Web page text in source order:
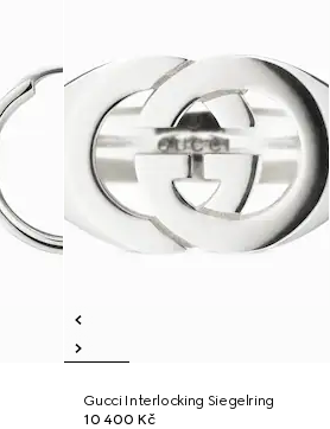
Gucci Interlocking Siegelring
10 400 Kč